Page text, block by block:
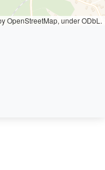
OpenStreetMap, under ODbL.